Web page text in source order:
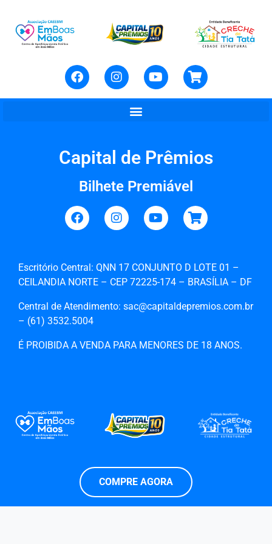
Capital de Prêmios
Bilhete Premiável
Escritório Central: QNN 17 CONJUNTO D LOTE 01 –
CEILANDIA NORTE – CEP 72225-174 – BRASÍLIA – DF
Central de Atendimento: sac@capitaldepremios.com.br
– (61)‎‎ 3532.5004
É PROIBIDA A VENDA PARA MENORES DE 18 ANOS.
COMPRE AGORA